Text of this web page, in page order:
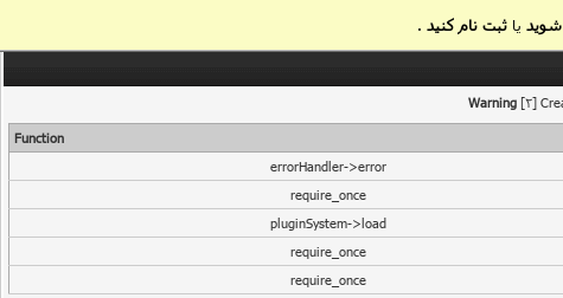
شوید یاثبت نام کنید .
Warning[2]
Function
errorHandler->error
require_once
pluginSystem->load
require_once
require_once